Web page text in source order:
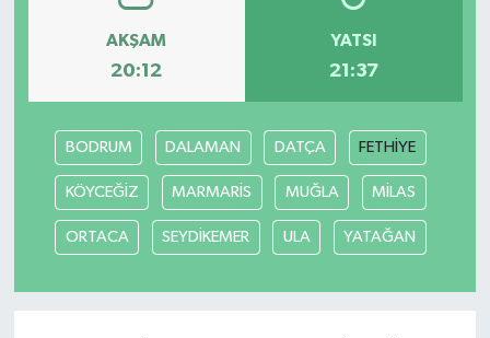
AKŞAM
20:12
YATSI
21:37
BODRUM DALAMAN DATÇA FETHİYE
KÖYCEĞİZ MARMARİS MUĞLA MİLAS
ORTACA SEYDİKEMER ULA YATAĞAN